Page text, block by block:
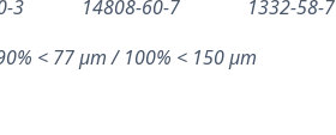
60-3 14808-60-7 1332-58-7
< 77 µm / 100% < 150 µm